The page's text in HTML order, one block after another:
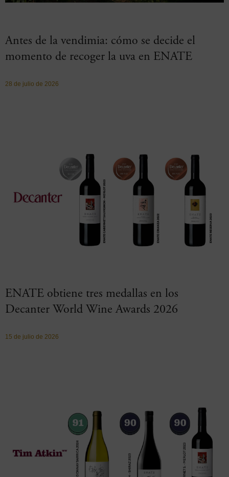
Antes de la vendimia: cómo se decide el
momento de recoger la uva en ENATE
28 de julio de 2026
ENATE obtiene tres medallas en los
Decanter World Wine Awards 2026
15 de julio de 2026